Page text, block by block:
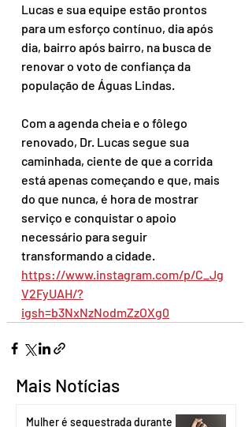
Lucas e sua equipe estão prontos
para um esforço contínuo, dia após
dia, bairro após bairro, na busca de
renovar o voto de confiança da
população de Águas Lindas.
Com a agenda cheia e o fôlego
renovado, Dr. Lucas segue sua
caminhada, ciente de que a corrida
está apenas começando e que, mais
do que nunca, é hora de mostrar
serviço e conquistar o apoio
necessário para seguir
transformando a cidade.
https://www.instagram.com/p/C_Jg
V2FyUAH/?
igsh=b3NxNzNodmZzOXg0
Mais Notícias
Mulher é sequestrada durante